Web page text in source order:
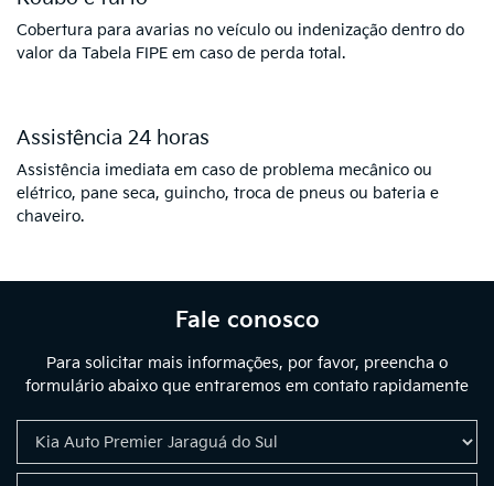
Cobertura para avarias no veículo ou indenização dentro do
valor da Tabela FIPE em caso de perda total.
Assistência 24 horas
Assistência imediata em caso de problema mecânico ou
elétrico, pane seca, guincho, troca de pneus ou bateria e
chaveiro.
Fale conosco
Para solicitar mais informações, por favor, preencha o
formulário abaixo que entraremos em contato rapidamente